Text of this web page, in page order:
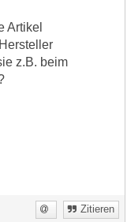
Artikel
z.B. beim
Zitieren